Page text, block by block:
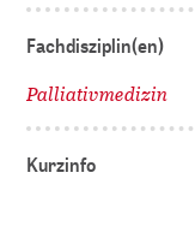
Fachdisziplin(en)
Palliativmedizin
Kurzinfo